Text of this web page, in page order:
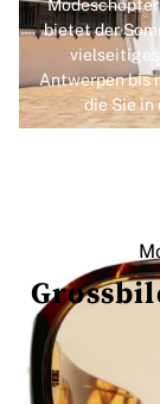
bietet der
vielseitiges
Antwerpen bis
die Sie in